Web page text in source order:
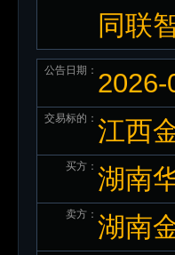
同联
公告日期： 2026-
交易标的： 江西
买方： 湖南
卖方： 湖南